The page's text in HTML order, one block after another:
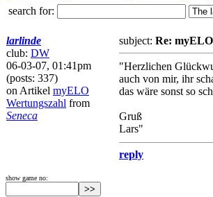
search for:
larlinde
club: DW
06-03-07, 01:41pm
(posts: 337)
on Artikel myELO
Wertungszahl from
Seneca
subject: Re:
"Herzlichen
auch von mir, ihr
das wäre sonst so
Gruß
Lars"
reply
show game no: